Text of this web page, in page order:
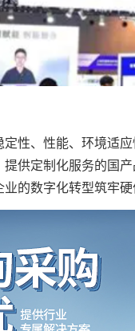
、性能、环境适
供定制化服务的国
的数字化转型筑牢硬